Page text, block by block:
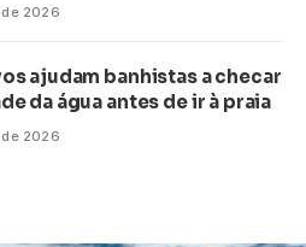
2026
ajudam banhistas a checar
da água antes de ir à praia
2026